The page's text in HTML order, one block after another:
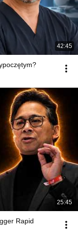
42:45
25:45
Rapid